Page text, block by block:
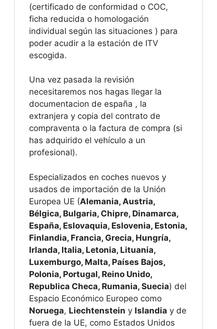
(certificado de conformidad o COC,
ficha reducida o homologación
individual según las situaciones ) para
poder acudir a la estación de ITV
escogida.
Una vez pasada la revisión
necesitaremos nos hagas llegar la
documentacion de españa , la
extranjera y copia del contrato de
compraventa o la factura de compra (si
has adquirido el vehículo a un
profesional).
Especializados en coches nuevos y
usados de importación de la Unión
Europea UE (Alemania, Austria,
Bélgica, Bulgaria, Chipre, Dinamarca,
España, Eslovaquia, Eslovenia, Estonia,
Finlandia, Francia, Grecia, Hungría,
Irlanda, Italia, Letonia, Lituania,
Luxemburgo, Malta, Países Bajos,
Polonia, Portugal, Reino Unido,
Republica Checa, Rumania, Suecia) del
Espacio Económico Europeo como
Noruega, Liechtenstein y Islandia y de
fuera de la UE, como Estados Unidos